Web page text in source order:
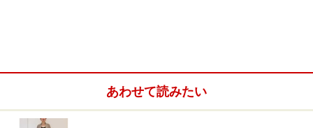
キャップやスニーカーなどを合わせても面積の大きいト
レンドパンツのおかげで、スポーティーすぎない、大人
あわせて読みたい